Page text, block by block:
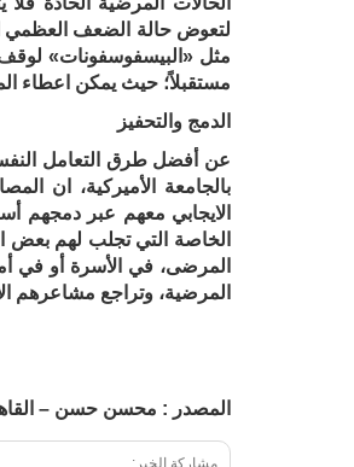
لتعوض حالة الضعف العظمي
مثل «البيسفوسفونات» لوقف
مستقبلاً؛ حيث يمكن اعطاء المصاب جرعة أسبوعية
الدمج والتحفيز
عن أفضل طرق التعامل
بالجامعة الأميركية، ان
الايجابي معهم عبر دمجهم
الخاصة التي تجلب لهم بعض
المرضى، في الأسرة أو في
المرضية، وتراجع مشاعرهم
المصدر : محسن حسن –
مشاركة الخبر: